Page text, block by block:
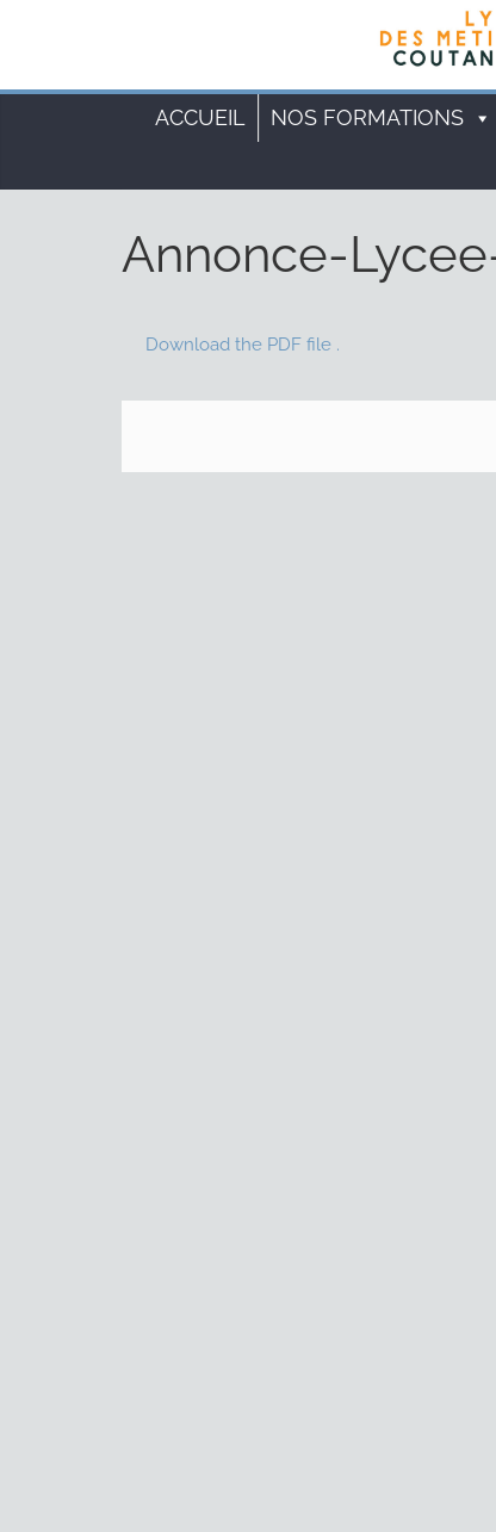
ACCUEIL NOS FORMATIONS
Annonce-
Download the PDF file .